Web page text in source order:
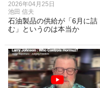
2026年04月25日
池田 信夫
石油製品の供給が「6月に詰
む」というのは本当か